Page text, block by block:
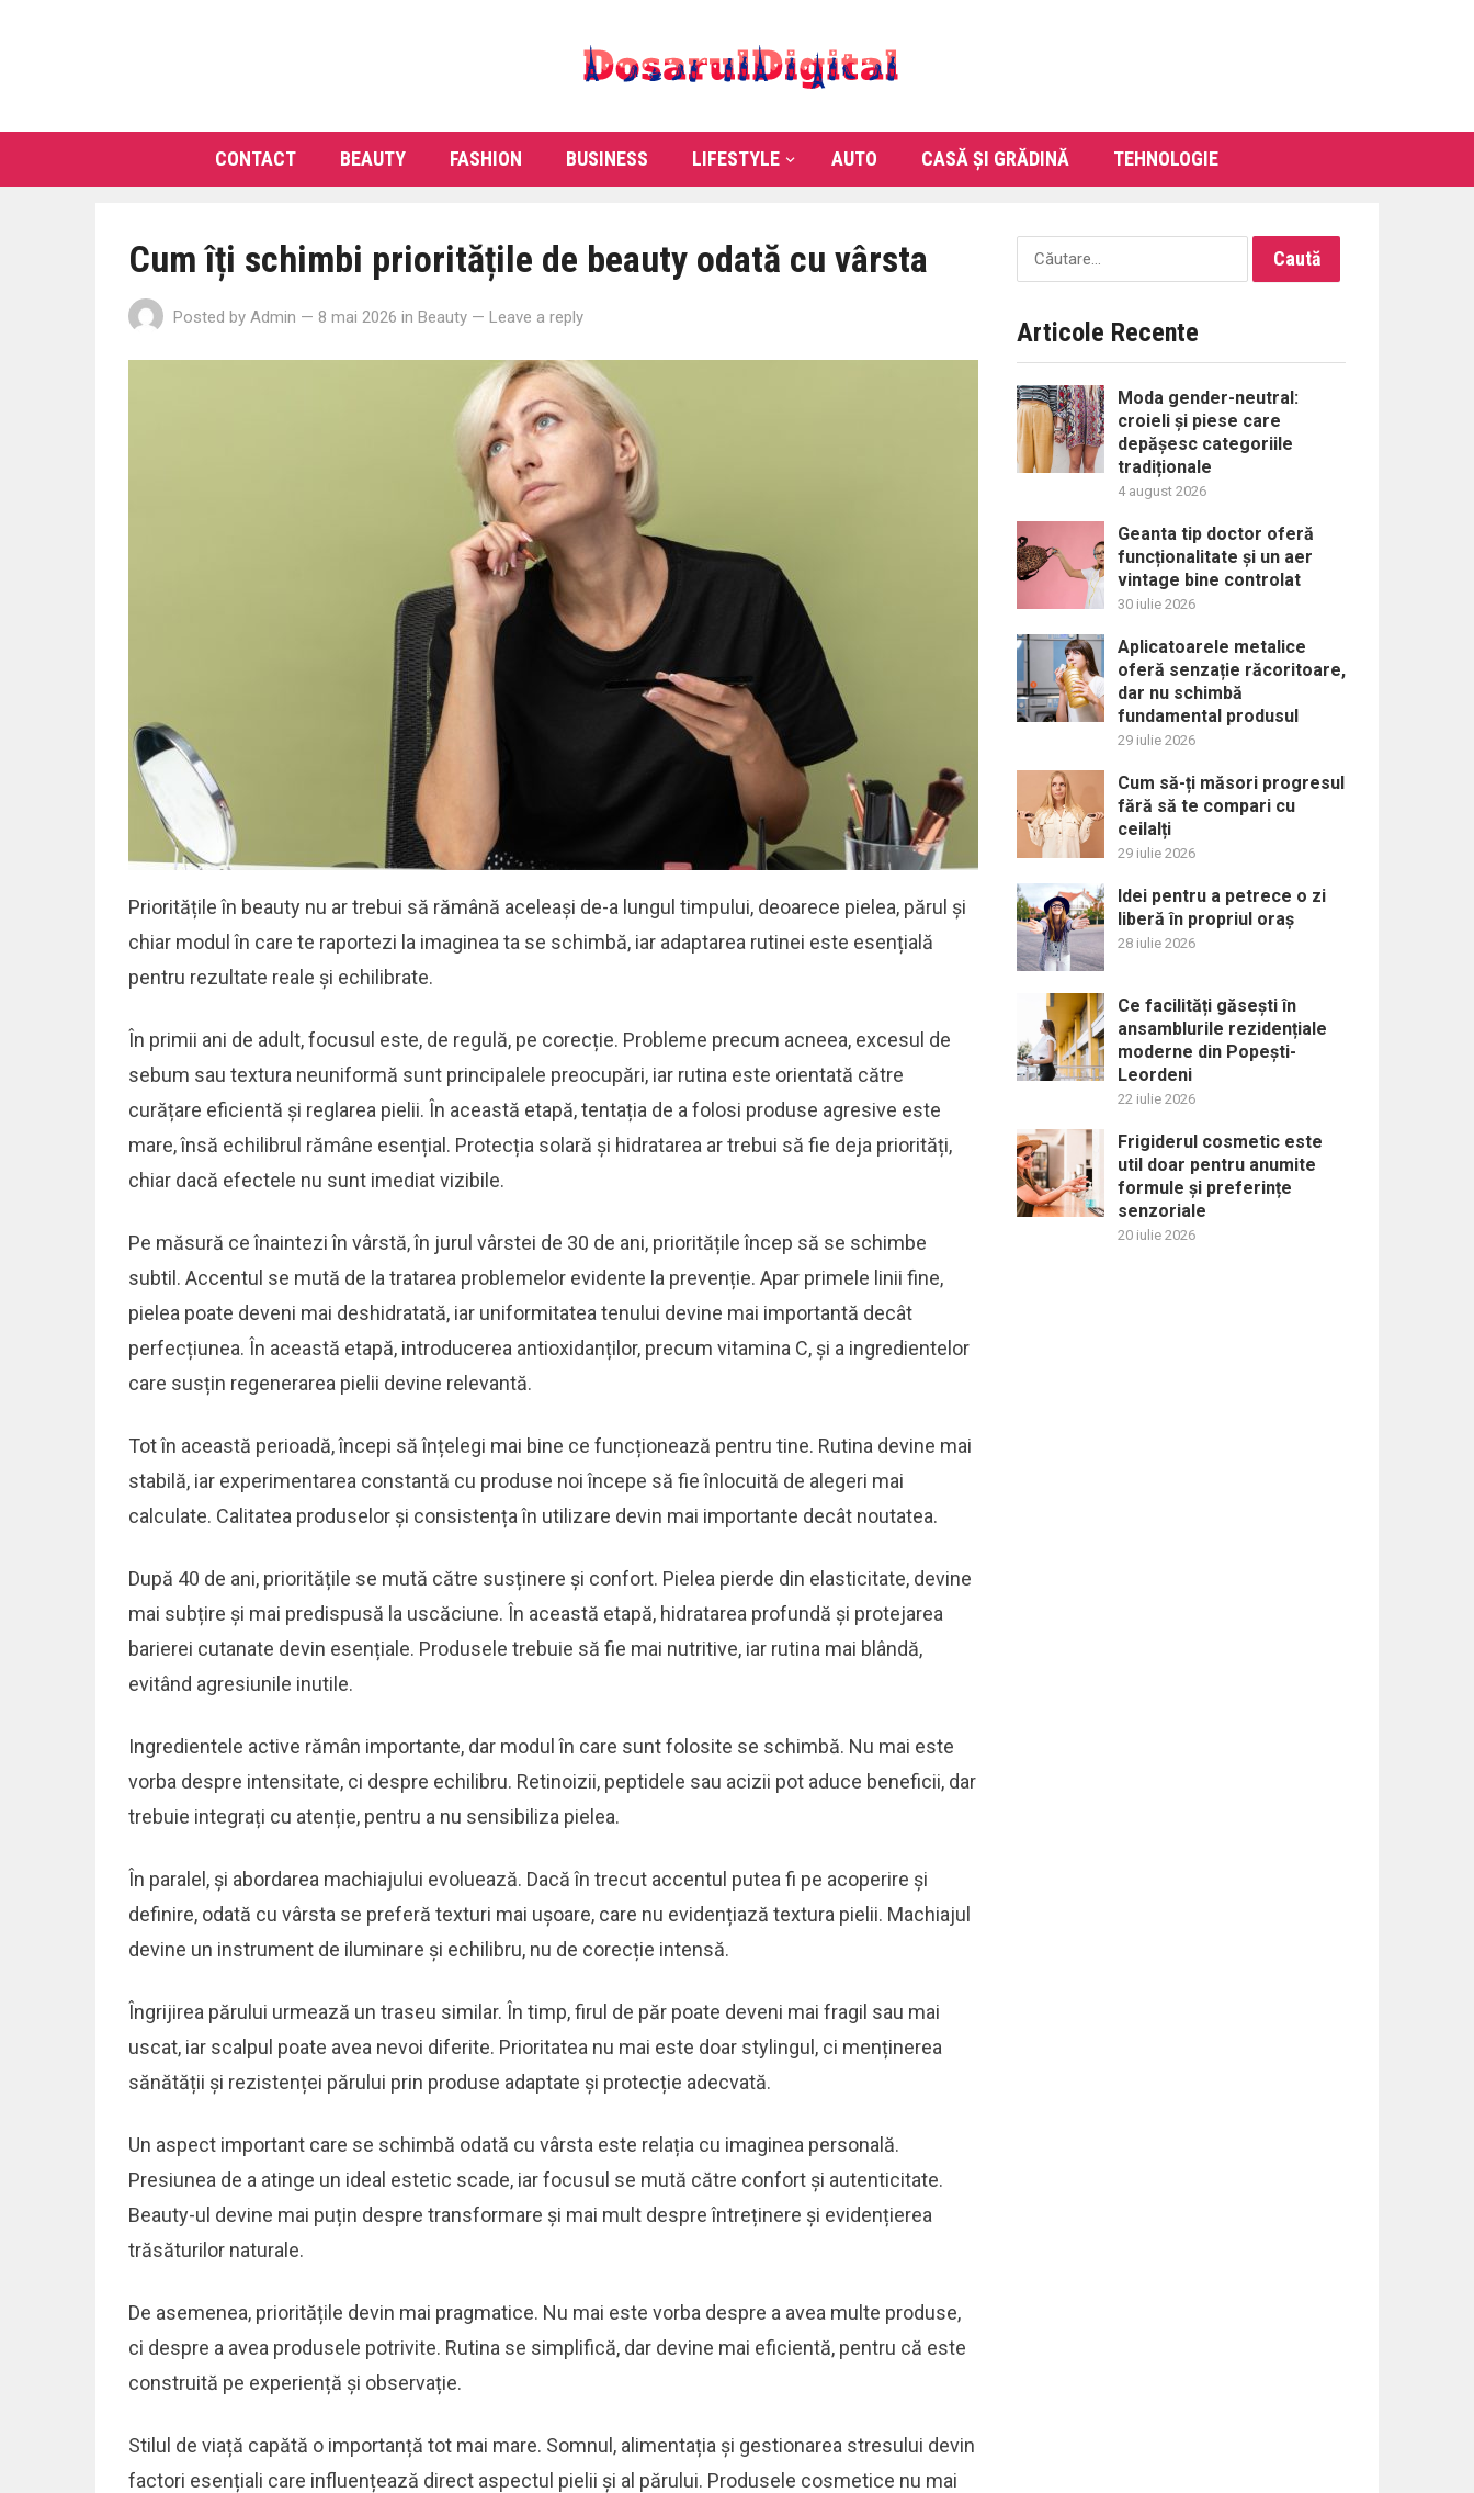
CONTACT BEAUTY FASHION BUSINESS LIFESTYLE AUTO CASĂ ȘI GRĂDINĂ TEHNOLOGIE
Cum îți schimbi prioritățile de beauty odată cu vârsta
Posted by Admin — 8 mai 2026 in Beauty — Leave a reply
Prioritățile în beauty nu ar trebui să rămână aceleași de-a lungul timpului, deoarece pielea, părul și
chiar modul în care te raportezi la imaginea ta se schimbă, iar adaptarea rutinei este esențială
pentru rezultate reale și echilibrate.
În primii ani de adult, focusul este, de regulă, pe corecție. Probleme precum acneea, excesul de
sebum sau textura neuniformă sunt principalele preocupări, iar rutina este orientată către
curățare eficientă și reglarea pielii. În această etapă, tentația de a folosi produse agresive este
mare, însă echilibrul rămâne esențial. Protecția solară și hidratarea ar trebui să fie deja priorități,
chiar dacă efectele nu sunt imediat vizibile.
Pe măsură ce înaintezi în vârstă, în jurul vârstei de 30 de ani, prioritățile încep să se schimbe
subtil. Accentul se mută de la tratarea problemelor evidente la prevenție. Apar primele linii fine,
pielea poate deveni mai deshidratată, iar uniformitatea tenului devine mai importantă decât
perfecțiunea. În această etapă, introducerea antioxidanților, precum vitamina C, și a ingredientelor
care susțin regenerarea pielii devine relevantă.
Tot în această perioadă, începi să înțelegi mai bine ce funcționează pentru tine. Rutina devine mai
stabilă, iar experimentarea constantă cu produse noi începe să fie înlocuită de alegeri mai
calculate. Calitatea produselor și consistența în utilizare devin mai importante decât noutatea.
După 40 de ani, prioritățile se mută către susținere și confort. Pielea pierde din elasticitate, devine
mai subțire și mai predispusă la uscăciune. În această etapă, hidratarea profundă și protejarea
barierei cutanate devin esențiale. Produsele trebuie să fie mai nutritive, iar rutina mai blândă,
evitând agresiunile inutile.
Ingredientele active rămân importante, dar modul în care sunt folosite se schimbă. Nu mai este
vorba despre intensitate, ci despre echilibru. Retinoizii, peptidele sau acizii pot aduce beneficii, dar
trebuie integrați cu atenție, pentru a nu sensibiliza pielea.
În paralel, și abordarea machiajului evoluează. Dacă în trecut accentul putea fi pe acoperire și
definire, odată cu vârsta se preferă texturi mai ușoare, care nu evidențiază textura pielii. Machiajul
devine un instrument de iluminare și echilibru, nu de corecție intensă.
Îngrijirea părului urmează un traseu similar. În timp, firul de păr poate deveni mai fragil sau mai
uscat, iar scalpul poate avea nevoi diferite. Prioritatea nu mai este doar stylingul, ci menținerea
sănătății și rezistenței părului prin produse adaptate și protecție adecvată.
Un aspect important care se schimbă odată cu vârsta este relația cu imaginea personală.
Presiunea de a atinge un ideal estetic scade, iar focusul se mută către confort și autenticitate.
Beauty-ul devine mai puțin despre transformare și mai mult despre întreținere și evidențierea
trăsăturilor naturale.
De asemenea, prioritățile devin mai pragmatice. Nu mai este vorba despre a avea multe produse,
ci despre a avea produsele potrivite. Rutina se simplifică, dar devine mai eficientă, pentru că este
construită pe experiență și observație.
Stilul de viață capătă o importanță tot mai mare. Somnul, alimentația și gestionarea stresului devin
factori esențiali care influențează direct aspectul pielii și al părului. Produsele cosmetice nu mai
Caută
după:
Articole Recente
Moda gender-neutral:
croieli și piese care
depășesc categoriile
tradiționale
4 august 2026
Geanta tip doctor oferă
funcționalitate și un aer
vintage bine controlat
30 iulie 2026
Aplicatoarele metalice
oferă senzație răcoritoare,
dar nu schimbă
fundamental produsul
29 iulie 2026
Cum să-ți măsori progresul
fără să te compari cu
ceilalți
29 iulie 2026
Idei pentru a petrece o zi
liberă în propriul oraș
28 iulie 2026
Ce facilități găsești în
ansamblurile rezidențiale
moderne din Popești-
Leordeni
22 iulie 2026
Frigiderul cosmetic este
util doar pentru anumite
formule și preferințe
senzoriale
20 iulie 2026